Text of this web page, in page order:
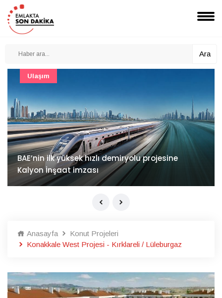
Ara
Mimarlık ve mühendislik projeleri e-PYS ile dijital
ortama taşınacak
Güncel
Anasayfa
Konut Projeleri
Konakkale West Projesi - Kırklareli / Lüleburgaz